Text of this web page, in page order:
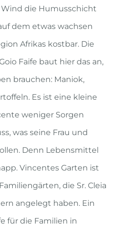
Wind die Humusschicht
dem etwas wachsen
Afrikas kostbar. Die
Faife baut hier das an,
brauchen: Maniok,
Es ist eine kleine
weniger Sorgen
was seine Frau und
Denn Lebensmittel
Vincentes Garten ist
die Sr. Cleia
angelegt haben. Ein
für die Familien in